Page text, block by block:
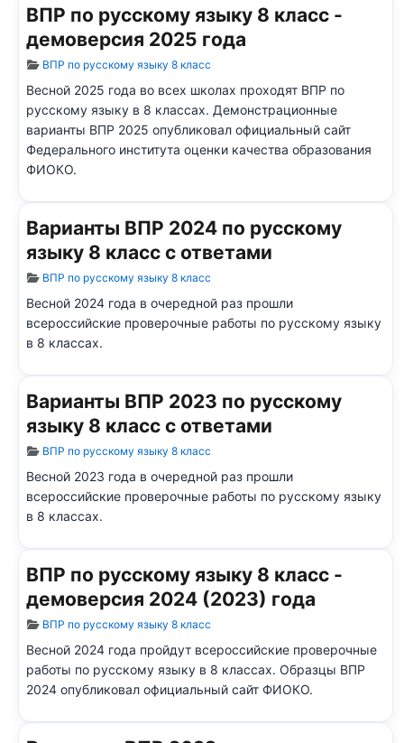
ВПР по русскому языку 8 класс -
демоверсия 2025 года
Информация о материале
ВПР по русскому языку 8 класс
Весной 2025 года во всех школах проходят ВПР по
русскому языку в 8 классах. Демонстрационные
варианты ВПР 2025 опубликовал официальный сайт
Федерального института оценки качества образования
ФИОКО.
Варианты ВПР 2024 по русскому
языку 8 класс с ответами
Информация о материале
ВПР по русскому языку 8 класс
Весной 2024 года в очередной раз прошли
всероссийские проверочные работы по русскому языку
в 8 классах.
Варианты ВПР 2023 по русскому
языку 8 класс с ответами
Информация о материале
ВПР по русскому языку 8 класс
Весной 2023 года в очередной раз прошли
всероссийские проверочные работы по русскому языку
в 8 классах.
ВПР по русскому языку 8 класс -
демоверсия 2024 (2023) года
Информация о материале
ВПР по русскому языку 8 класс
Весной 2024 года пройдут всероссийские проверочные
работы по русскому языку в 8 классах. Образцы ВПР
2024 опубликовал официальный сайт ФИОКО.